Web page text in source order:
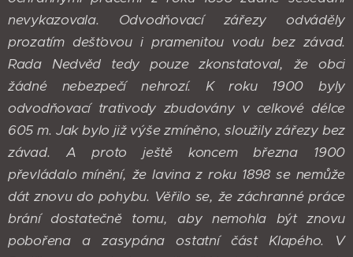
nevykazovala. Odvodňovací zářezy odváděly
prozatím dešťovou i pramenitou vodu bez závad.
Rada Nedvěd tedy pouze zkonstatoval, že obci
žádné nebezpečí nehrozí. K roku 1900 byly
odvodňovací trativody zbudovány v celkové délce
605 m. Jak bylo již výše zmíněno, sloužily zářezy bez
závad. A proto ještě koncem března 1900
převládalo mínění, že lavina z roku 1898 se nemůže
dát znovu do pohybu. Věřilo se, že záchranné práce
brání dostatečně tomu, aby nemohla být znovu
pobořena a zasypána ostatní část Klapého. V